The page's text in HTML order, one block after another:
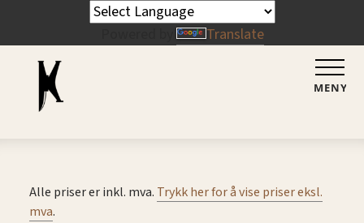
MENY
Alle priser er inkl. mva. Trykk her for å vise priser eksl.
mva.
Translate